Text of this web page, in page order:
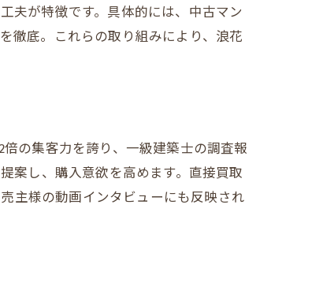
夫が特徴です。具体的には、中古マン
徹底。これらの取り組みにより、浪花
の集客力を誇り、一級建築士の調査報
案し、購入意欲を高めます。直接買取
主様の動画インタビューにも反映され